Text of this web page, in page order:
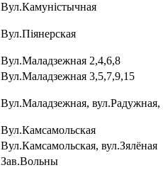
Вул.Камуністычная
Вул.Піянерская
Вул.Маладзежная 2,4,6,8
Вул.Маладзежная 3,5,7,9,15
Вул.Маладзежная, вул.Радужная,
Вул.Камсамольская
Вул.Камсамольская, вул.Зялёная
Зав.Вольны